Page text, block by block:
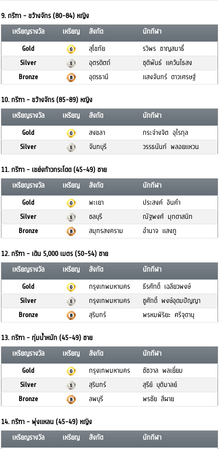
9. กรีฑา - ขว้างจักร (80-84) หญิง
เหรียญรางวัล
เหรียญ สังกัด
นักกีฬา
Gold
สุโขทัย
รวิพร ชาญสมาธิ์
Silver
อุตรดิตถ์
ชุติพันธ์ แคว้นไธสง
Bronze
อุดรธานี แสงจันทร์ ดาวเศรษฐ์
10. กรีฑา - ขว้างจักร (85-89) หญิง
เหรียญรางวัล
เหรียญ สังกัด
นักกีฬา
Gold
สงขลา
กระจ่างจิต อุไรกุล
Silver
จันทบุรี วรรธนันท์ พลอยแหวน
11. กรีฑา - เขย่งก้าวกระโดด (45-49) ชาย
เหรียญรางวัล
เหรียญ สังกัด
นักกีฬา
Gold
พะเยา
ประสงค์ อินคำ
Silver
ชลบุรี
ณัฐพงศ์ มุกดาสนิท
Bronze
สมุทรสงคราม อำนาจ แสงภู
12. กรีฑา - เดิน 5,000 เมตร (50-54) ชาย
เหรียญรางวัล
เหรียญ สังกัด
นักกีฬา
Gold
กรุงเทพมหานคร
ธีรศักดิ์ เฉลียวพงษ์
Silver
กรุงเทพมหานคร
ชูศักดิ์ พงษ์อุดมปัญญา
Bronze
สุรินทร์ พรหมพิริยะ ศรีจุดานุ
13. กรีฑา - ทุ่มน้ำหนัก (45-49) ชาย
เหรียญรางวัล
เหรียญ สังกัด
นักกีฬา
Gold
กรุงเทพมหานคร
ชัชวาล พลเยี่ยม
Silver
สุรินทร์
สุรีย์ บุติมาลย์
Bronze
ลพบุรี พรชัย สีผาย
14. กรีฑา - พุ่งแหลน (45-49) หญิง
เหรียญรางวัล
เหรียญ สังกัด
นักกีฬา